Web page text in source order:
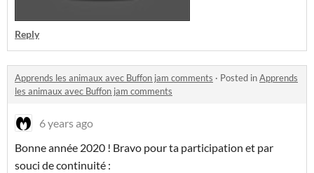
Reply
Apprends les animaux avec Buffon jam comments · Posted inApprends
les animaux avec Buffon jam comments
6 years ago
Bonne année 2020 ! Bravo pour ta participation et par
souci de continuité :